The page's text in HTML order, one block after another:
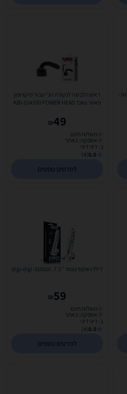
ראש הלבשה לנקודת הג'י עבור מיקרופון
פאוור וואנד KBI-014350 POWER HEAD
49
₪
משלוח חינם
אספקה: באתר
ב- דיגי דיגי
0.0
(4)
לפרטים נוספים
דילדו שקוף נצמד ''7.5. digi-digi-310016
59
₪
משלוח חינם
אספקה: באתר
ב- דיגי דיגי
0.0
(4)
לפרטים נוספים